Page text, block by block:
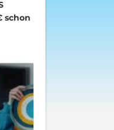
schon